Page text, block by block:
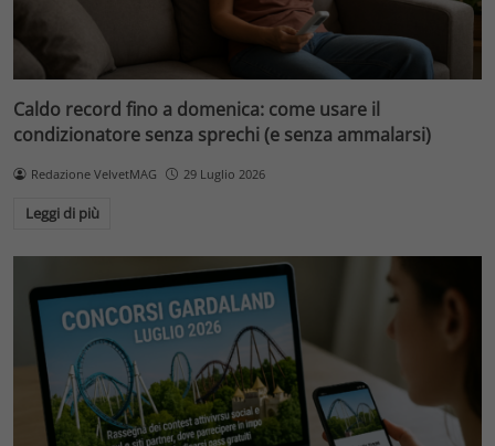
Caldo record fino a domenica: come usare il
condizionatore senza sprechi (e senza ammalarsi)
Redazione VelvetMAG 29 Luglio 2026
Leggi di più